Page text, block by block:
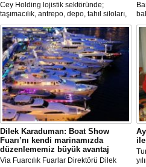
Cey Holding lojistik sektöründe;
taşımacılık, antrepo, depo, tahıl siloları,
kombine taşımacılık, ulus lararası liman
işletmeciliği, güneş enerjisi üretimi ve
çevre hizmetlerinde büyük yatırımlar
yaparak hizmet sektöründe öncülüğünü
sürdürüyor.
Dilek Karaduman: Boat Show
Fuarı’nı kendi marinamızda
düzenlememiz büyük avantaj
Via Fuarcılık Fuarlar Direktörü Dilek